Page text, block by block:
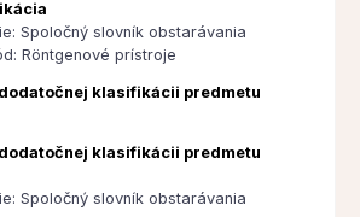
Spoločný slovník obstarávania
Röntgenové prístroje
klasifikácii predmetu
klasifikácii predmetu
Spoločný slovník obstarávania